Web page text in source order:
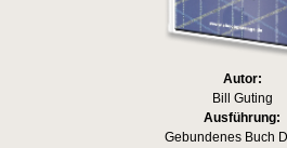
Autor:
Bill Guting
Ausführung:
Gebundenes Buch